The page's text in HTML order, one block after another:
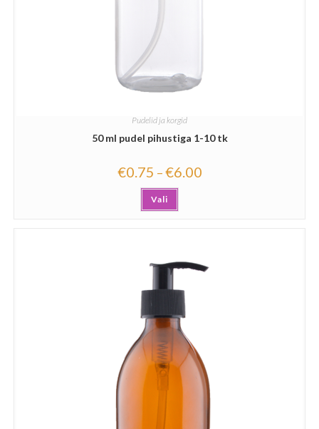
Pudelid ja korgid
50 ml pudel pihustiga 1-10 tk
€0.75 –€6.00
Vali